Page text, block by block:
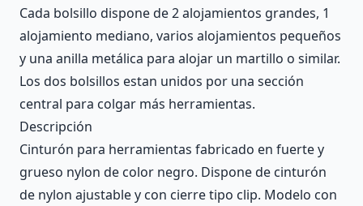
Cada bolsillo dispone de 2 alojamientos grandes, 1
alojamiento mediano, varios alojamientos pequeños
y una anilla metálica para alojar un martillo o similar.
Los dos bolsillos estan unidos por una sección
central para colgar más herramientas.
Descripción
Cinturón para herramientas fabricado en fuerte y
grueso nylon de color negro. Dispone de cinturón
de nylon ajustable y con cierre tipo clip. Modelo con